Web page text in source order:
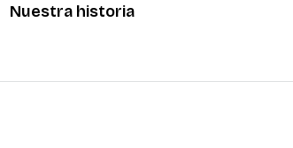
Nuestra historia